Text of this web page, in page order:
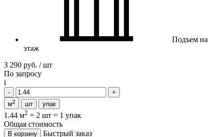
Подъем на
этаж
3 290 руб. / шт
По запросу
i
м2 шт упак
1.44 м2 = 2 шт = 1 упак
Общая стоимость
В корзину Быстрый заказ